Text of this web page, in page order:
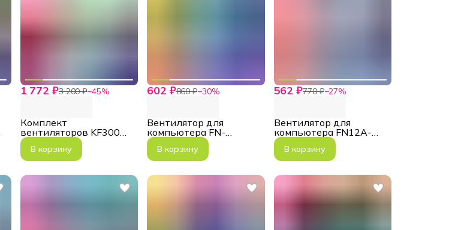
1 772 ₽3 200 ₽−45%
Комплект
вентиляторов KF300
WH
В корзину
602 ₽860 ₽−30%
Вентилятор для
компьютера FN-
12Rainbow-Q-Infinity
В корзину
562 ₽770 ₽−27%
Вентилятор для
компьютера FN12A-
C8I-R реверс белый
В корзину